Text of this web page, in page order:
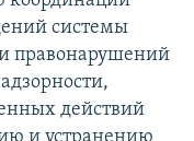
системы
правонарушений
действий